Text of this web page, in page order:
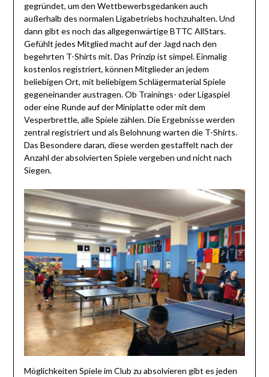
gegründet, um den Wettbewerbsgedanken auch
außerhalb des normalen Ligabetriebs hochzuhalten. Und
dann gibt es noch das allgegenwärtige BTTC AllStars.
Gefühlt jedes Mitglied macht auf der Jagd nach den
begehrten T-Shirts mit. Das Prinzip ist simpel. Einmalig
kostenlos registriert, können Mitglieder an jedem
beliebigen Ort, mit beliebigem Schlägermaterial Spiele
gegeneinander austragen. Ob Trainings- oder Ligaspiel
oder eine Runde auf der Miniplatte oder mit dem
Vesperbrettle, alle Spiele zählen. Die Ergebnisse werden
zentral registriert und als Belohnung warten die T-Shirts.
Das Besondere daran, diese werden gestaffelt nach der
Anzahl der absolvierten Spiele vergeben und nicht nach
Siegen.
Möglichkeiten Spiele im Club zu absolvieren gibt es jeden